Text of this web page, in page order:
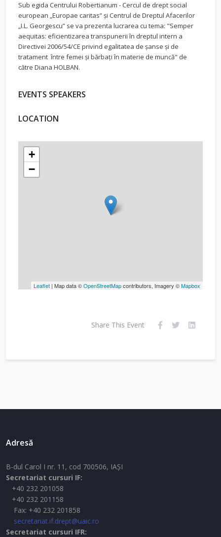
Sub egida Centrului Robertianum - Cercul de drept social
european „Europae caritas” şi Centrul de Dreptul Afacerilor
„I.L. Georgescu” se va prezenta lucrarea cu tema: "Semper
aequitas: eficientizarea transpunerii în dreptul intern a
Directivei 2006/54/CE privind egalitatea de şanse şi de
tratament între femei şi bărbaţi în materie de muncă" de
către Diana HOLBAN.
EVENTS SPEAKERS
LOCATION
+
−
Leaflet | Map data ©OpenStreetMapcontributors, Imagery ©Mapbox
Share This Event
Adresă
B-dul Carol I nr. 11, cod 700506, IAŞI
Secretariat cursuri IF:
+40 232 201058
+40 232 201158
Fax: +40 232 201858
secretariat.if.drept@uaic.ro
Secretariat cursuri IFR: